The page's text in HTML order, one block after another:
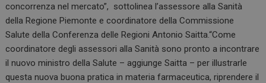
concorrenza nel mercato”, sottolinea l’assessore alla Sanità
della Regione Piemonte e coordinatore della Commissione
Salute della Conferenza delle Regioni Antonio Saitta.“Come
coordinatore degli assessori alla Sanità sono pronto a incontrare
il nuovo ministro della Salute – aggiunge Saitta – per illustrarle
questa nuova buona pratica in materia farmaceutica, riprendere il